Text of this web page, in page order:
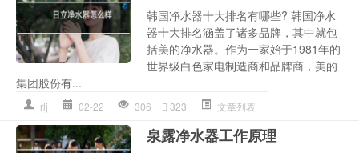
韩国净水器十大排名有哪些? 韩国净水
器十大排名涵盖了诸多品牌，其中就包
括美的净水器。作为一家始于1981年的
世界级白色家电制造商和品牌商，美的
集团股份有...
rlj 02-22 306 323 文章列表
泉露净水器工作原理